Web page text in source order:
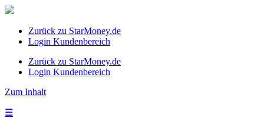
Zurück zu StarMoney.de
Login Kundenbereich
Zurück zu StarMoney.de
Login Kundenbereich
Zum Inhalt
☰